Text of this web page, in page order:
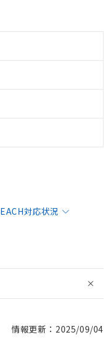
対応状況
情報更新：2025/09/04